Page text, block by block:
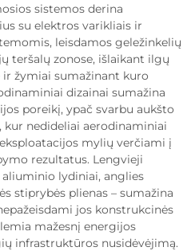
sistemos derina
su elektros varikliais ir
leisdamos geležinkelių
teršalų zonose, išlaikant ilgų
žymiai sumažinant kuro
dizainai sumažina
poreikį, ypač svarbu aukšto
nedideliai aerodinaminiai
mylių verčiami į
rezultatus. Lengvieji
lydiniai, anglies
stiprybės plienas – sumažina
jos konstrukcinės
mažesnį energijos
infrastruktūros nusidėvėjimą.